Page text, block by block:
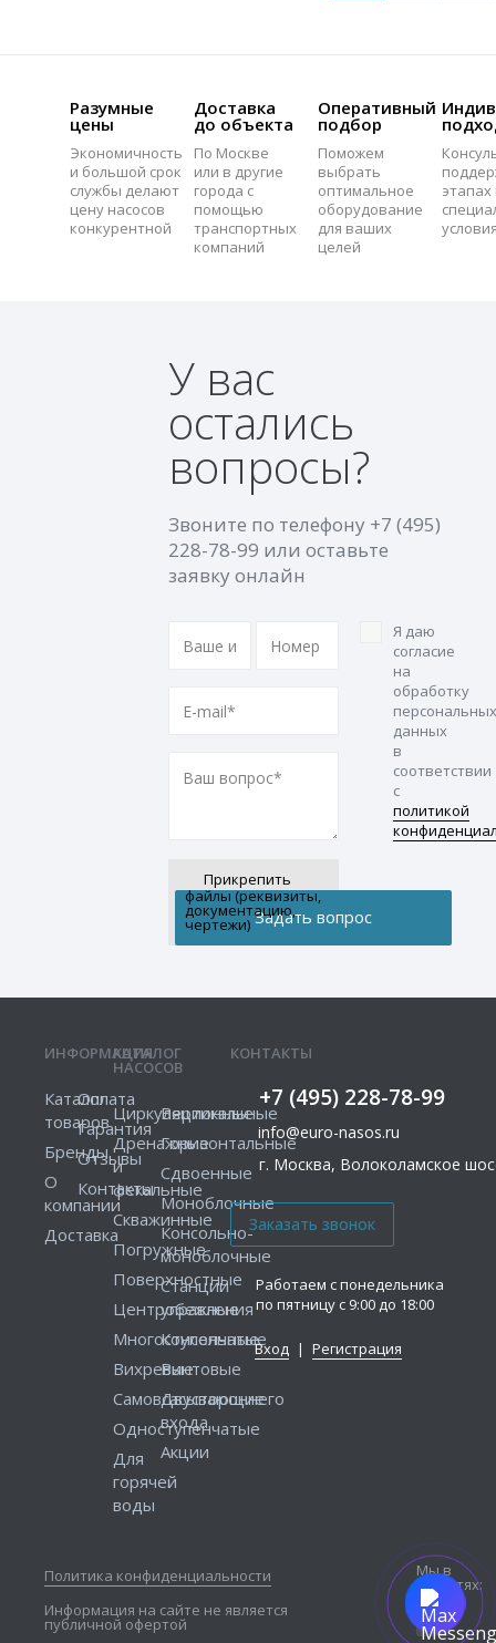
Разумные
цены
Экономичность
и большой срок
службы делают
цену насосов
конкурентной
Доставка
до объекта
По Москве
или в другие
города с
помощью
транспортных
компаний
Оперативный
подбор
Поможем
выбрать
оптимальное
оборудование
для ваших
целей
этапах
У вас
остались
вопросы?
Звоните по телефону +7 (495)
228-78-99 или оставьте
заявку онлайн
Прикрепить
файлы (реквизиты,
документацию,
чертежи)
Я даю
согласие
на
обработку
персональных
данных
в
соответствии
с
политикой
КОНТАКТЫ
+7 (495) 228-78-99
info@euro-nasos.ru
г. Москва, Волоколамское
Работаем с понедельника
по пятницу с 9:00 до 18:00
Вход | Регистрация
ИНФОРМАЦИЯ
Каталог
товаров
Бренды
О
компании
Доставка
Оплата
Гарантия
Отзывы
Контакты
КАТАЛОГ
НАСОСОВ
Циркуляционные
Дренажные
и
фекальные
Скважинные
Погружные
Поверхностные
Центробежные
Многоступенчатые
Вихревые
Самовсасывающие
Одноступенчатые
Для
горячей
воды
Вертикальные
Горизонтальные
Сдвоенные
Моноблочные
Консольно-
моноблочные
Станции
управления
Консольные
Винтовые
Двустороннего
входа
Акции
Политика конфиденциальности
Информация на сайте не является
публичной офертой
Мы в
соцсетях: